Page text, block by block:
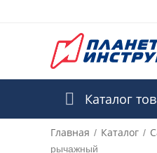
Каталог
Главная / Каталог /
рычажный